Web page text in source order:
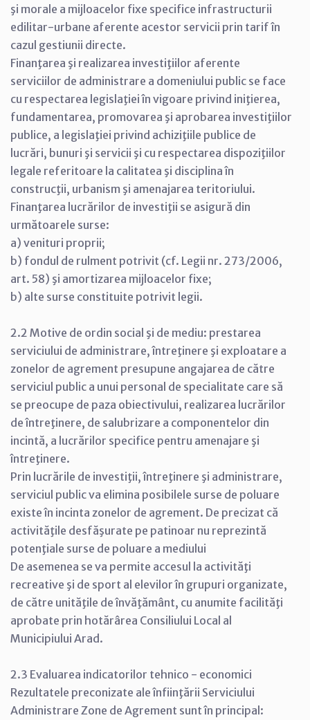
şi morale a mijloacelor fixe specifice infrastructurii
edilitar-urbane aferente acestor servicii prin tarif în
cazul gestiunii directe.
Finanţarea şi realizarea investiţiilor aferente
serviciilor de administrare a domeniului public se face
cu respectarea legislaţiei în vigoare privind iniţierea,
fundamentarea, promovarea şi aprobarea investiţiilor
publice, a legislaţiei privind achiziţiile publice de
lucrări, bunuri şi servicii şi cu respectarea dispoziţiilor
legale referitoare la calitatea şi disciplina în
construcţii, urbanism şi amenajarea teritoriului.
Finanţarea lucrărilor de investiţii se asigură din
următoarele surse:
a) venituri proprii;
b) fondul de rulment potrivit (cf. Legii nr. 273/2006,
art. 58) şi amortizarea mijloacelor fixe;
b) alte surse constituite potrivit legii.
2.2 Motive de ordin social şi de mediu: prestarea
serviciului de administrare, întreţinere şi exploatare a
zonelor de agrement presupune angajarea de către
serviciul public a unui personal de specialitate care să
se preocupe de paza obiectivului, realizarea lucrărilor
de întreţinere, de salubrizare a componentelor din
incintă, a lucrărilor specifice pentru amenajare şi
întreţinere.
Prin lucrările de investiţii, întreţinere şi administrare,
serviciul public va elimina posibilele surse de poluare
existe în incinta zonelor de agrement. De precizat că
activităţile desfăşurate pe patinoar nu reprezintă
potenţiale surse de poluare a mediului
De asemenea se va permite accesul la activităţi
recreative şi de sport al elevilor în grupuri organizate,
de către unităţile de învăţământ, cu anumite facilităţi
aprobate prin hotărârea Consiliului Local al
Municipiului Arad.
2.3 Evaluarea indicatorilor tehnico - economici
Rezultatele preconizate ale înfiinţării Serviciului
Administrare Zone de Agrement sunt în principal: